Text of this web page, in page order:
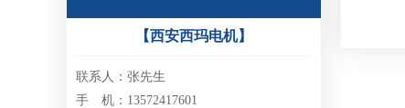
【西安西玛电机】
联系人：张先生
手 机：13572417601